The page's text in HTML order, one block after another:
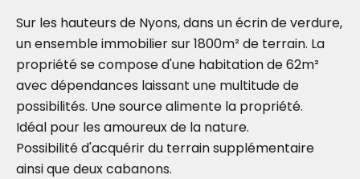
Sur les hauteurs de Nyons, dans un écrin de verdure,
un ensemble immobilier sur 1800m² de terrain. La
propriété se compose d'une habitation de 62m²
avec dépendances laissant une multitude de
possibilités. Une source alimente la propriété.
Idéal pour les amoureux de la nature.
Possibilité d'acquérir du terrain supplémentaire
ainsi que deux cabanons.